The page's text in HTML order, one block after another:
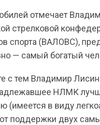
отмечает
стрелковой
спорта (ВАЛОВС),
— самый богатый
с тем Владимир
НЛМК
(имеется в виду
от поддержки двух